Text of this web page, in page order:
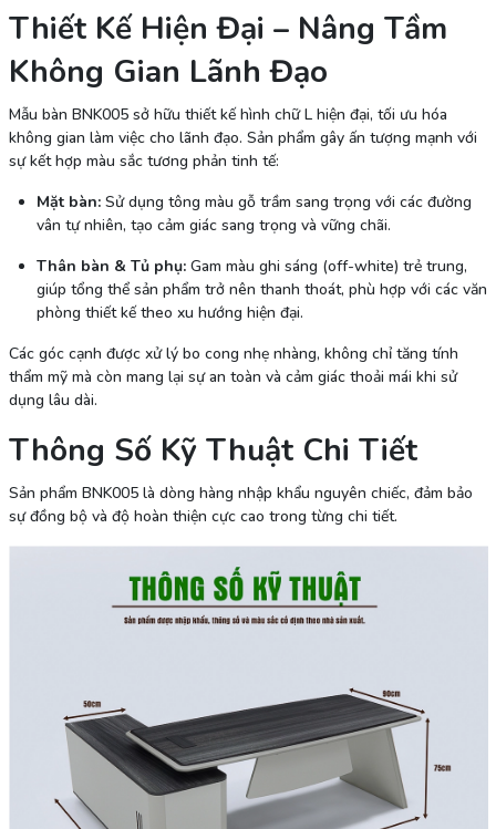
Thiết Kế Hiện Đại – Nâng Tầm
Không Gian Lãnh Đạo
Mẫu bàn BNK005 sở hữu thiết kế hình chữ L hiện đại, tối ưu hóa
không gian làm việc cho lãnh đạo. Sản phẩm gây ấn tượng mạnh với
sự kết hợp màu sắc tương phản tinh tế:
Mặt bàn:Sử dụng tông màu gỗ trầm sang trọng với các đường
vân tự nhiên, tạo cảm giác sang trọng và vững chãi.
Thân bàn & Tủ phụ:Gam màu ghi sáng (off-white) trẻ trung,
giúp tổng thể sản phẩm trở nên thanh thoát, phù hợp với các văn
phòng thiết kế theo xu hướng hiện đại.
Các góc cạnh được xử lý bo cong nhẹ nhàng, không chỉ tăng tính
thẩm mỹ mà còn mang lại sự an toàn và cảm giác thoải mái khi sử
dụng lâu dài.
Thông Số Kỹ Thuật Chi Tiết
Sản phẩm BNK005 là dòng hàng nhập khẩu nguyên chiếc, đảm bảo
sự đồng bộ và độ hoàn thiện cực cao trong từng chi tiết.